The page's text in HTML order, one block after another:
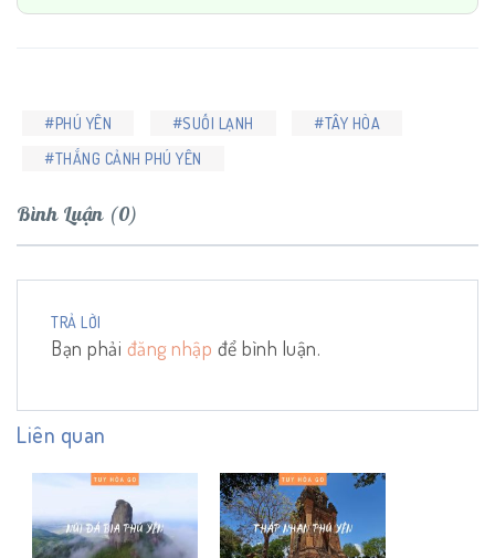
#PHÚ YÊN #SUỐI LẠNH
#TÂY HÒA
#THẮNG CẢNH PHÚ YÊN
Bình Luận (0)
TRẢ LỜI
Bạn phải đăng nhập để bình luận.
Liên quan